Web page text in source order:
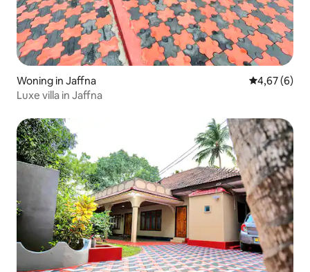
Woning in Jaffna Gemiddelde
4,67 (6)
Luxe villa in Jaffna